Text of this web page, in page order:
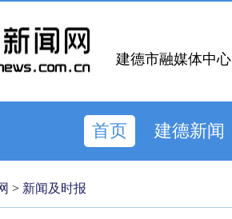
建德市融媒体中
首页 建德新闻
> 新闻及时报